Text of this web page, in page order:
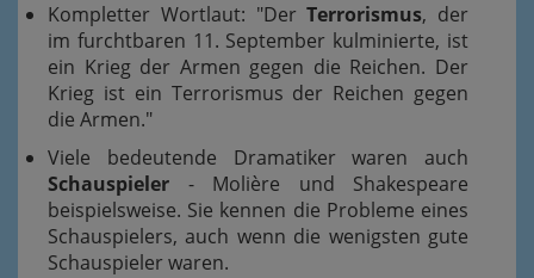
Kompletter Wortlaut: "DerTerrorismus, der
im furchtbaren 11. September kulminierte, ist
ein Krieg der Armen gegen die Reichen. Der
Krieg ist ein Terrorismus der Reichen gegen
die Armen."
Viele bedeutende Dramatiker waren auch
Schauspieler - Molière und Shakespeare
beispielsweise. Sie kennen die Probleme eines
Schauspielers, auch wenn die wenigsten gute
Schauspieler waren.